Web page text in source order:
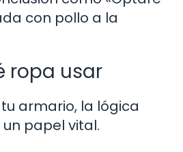
con pollo a la
ropa usar
armario, la lógica
papel vital.